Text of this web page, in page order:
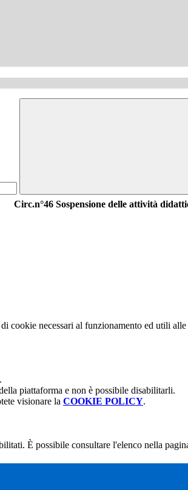
Circ.n°46 Sospensione delle attività
cookie necessari al funzionamento ed utili
piattaforma e non è possibile disabilitarli.
visionare la COOKIE POLICY.
È possibile consultare l'elenco nella